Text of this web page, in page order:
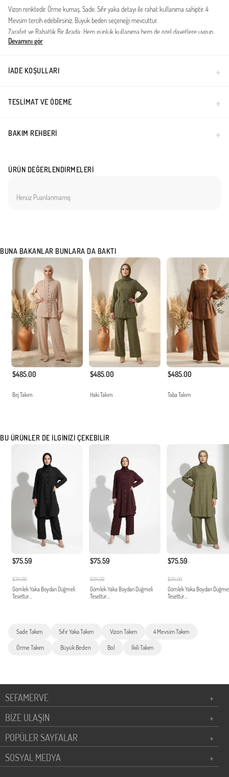
Vizon renktedir. Örme kumaş. Sade. Sıfır yaka detayı ile rahat kullanıma sahiptir. 4
Mevsim tercih edebilirsiniz. Büyük beden seçeneği mevcuttur.
Zarafet ve Rahatlık Bir Arada: Hem günlük kullanıma hem de özel davetlere uygun,
yeni sezon Elbise ve Uzun Yelek İkili Takım. Nefes alan kumaşı ve tam boy kesimi
vazgeçilmezi olacak.
Devamını gör
İADE KOŞULLARI
TESLIMAT VE ÖDEME
BAKIM REHBERI
ÜRÜN DEĞERLENDIRMELERI
Henüz Puanlanmamış
BUNA BAKANLAR BUNLARA DA BAKTI
$485.00
Bej Takım
$485.00
Haki Takım
$485.00
Taba Takım
BU ÜRÜNLER DE İLGINIZI ÇEKEBILIR
$75.59
$314.00
Gömlek Yaka Boydan Düğmeli
Tesettür...
$75.59
$314.00
Gömlek Yaka Boydan Düğmeli
Tesettür...
$75.59
$314.00
Gömlek Yaka Boydan
Tesettür...
Sade Takım Sıfır Yaka Takım Vizon Takım 4 Mevsim Takım
Örme Takım Büyük Beden Bol İkili Takım
SEFAMERVE
+
BİZE ULAŞIN
+
POPÜLER SAYFALAR
+
SOSYAL MEDYA
+